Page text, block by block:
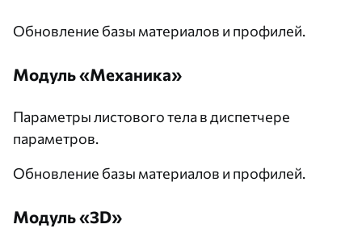
Обновление базы материалов и профилей.
Модуль «Механика»
Параметры листового тела в диспетчере
параметров.
Обновление базы материалов и профилей.
Модуль «3D»